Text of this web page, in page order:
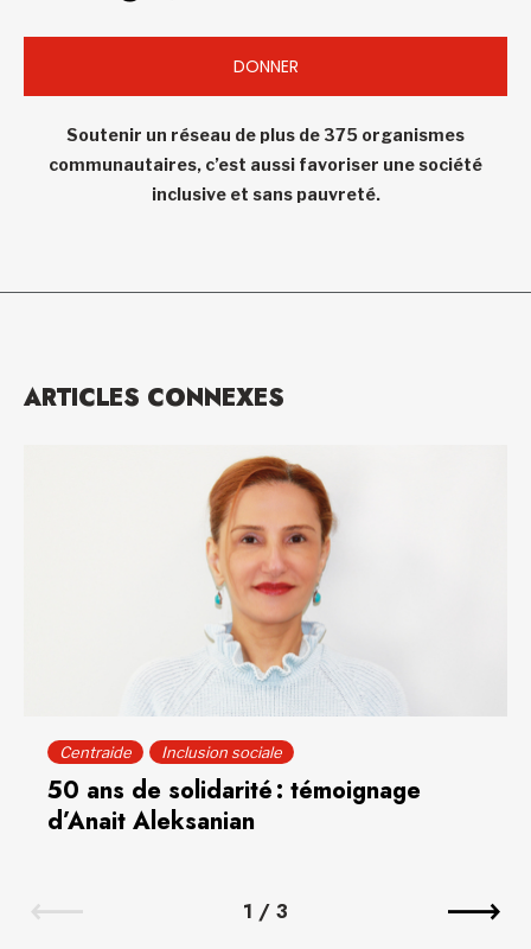
DONNER
Soutenir un réseau de plus de 375 organismes
communautaires, c’est aussi favoriser une société
inclusive et sans pauvreté.
ARTICLES CONNEXES
Centraide Inclusion sociale
50 ans de solidarité : témoignage
d’Anait Aleksanian
1 / 3